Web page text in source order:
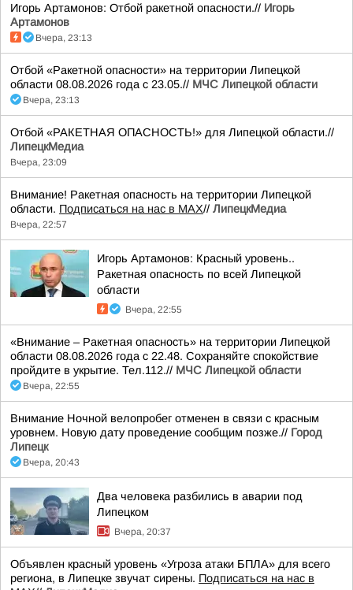
Игорь Артамонов: Отбой ракетной опасности.// Игорь
Артамонов
Вчера, 23:13
Отбой «Ракетной опасности» на территории Липецкой
области 08.08.2026 года с 23.05.// МЧС Липецкой области
Вчера, 23:13
Отбой «РАКЕТНАЯ ОПАСНОСТЬ!» для Липецкой области.//
ЛипецкМедиа
Вчера, 23:09
Внимание! Ракетная опасность на территории Липецкой
области. Подписаться на нас в МАХ// ЛипецкМедиа
Вчера, 22:57
Игорь Артамонов: Красный уровень..
Ракетная опасность по всей Липецкой
области
Вчера, 22:55
«Внимание – Ракетная опасность» на территории Липецкой
области 08.08.2026 года с 22.48. Сохраняйте спокойствие
пройдите в укрытие. Тел.112.// МЧС Липецкой области
Вчера, 22:55
Внимание Ночной велопробег отменен в связи с красным
уровнем. Новую дату проведение сообщим позже.// Город
Липецк
Вчера, 20:43
Два человека разбились в аварии под
Липецком
Вчера, 20:37
Объявлен красный уровень «Угроза атаки БПЛА» для всего
региона, в Липецке звучат сирены. Подписаться на нас в